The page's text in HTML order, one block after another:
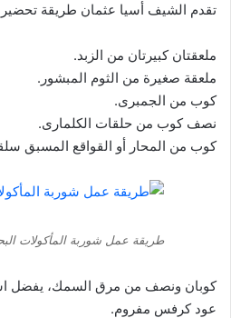
تقدم الشيف أسيا عثمان طريقة تحضير
ملعقتان كبيرتان من الزبد.
ملعقة صغيرة من الثوم المبشور.
كوب من الجمبرى.
نصف كوب من حلقات الكلمارى.
كوب من المحار أو القواقع المسبق
طريقة عمل شوربة المأكولات
كوبان ونصف من مرق السمك، يفضل
عود كرفس مفروم.